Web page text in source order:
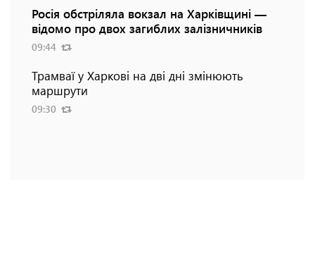
Росія обстріляла вокзал на Харківщині —
відомо про двох загиблих залізничників
09:44
Трамваї у Харкові на дві дні змінюють
маршрути
09:30